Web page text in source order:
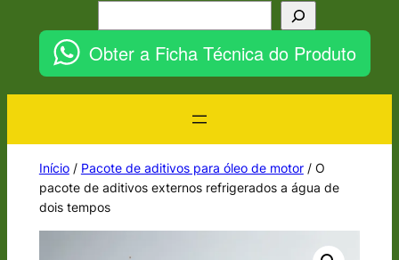
Obter a Ficha Técnica do Produto
Início/ Pacote de aditivos para óleo de motor/ O
pacote de aditivos externos refrigerados a água de
dois tempos